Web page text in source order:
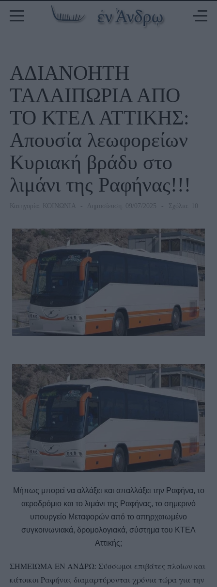
ΑΔΙΑΝΟΗΤΗ
ΤΑΛΑΙΠΩΡΙΑ ΑΠΟ
ΤΟ ΚΤΕΛ ΑΤΤΙΚΗΣ:
Απουσία λεωφορείων
Κυριακή βράδυ στο
λιμάνι της Ραφήνας!!!
Κατηγορία: ΚΟΙΝΩΝΙΑ Δημοσίευση: 09/07/2025 Σχόλια: 10
Μήπως μπορεί να αλλάξει και απαλλάξει την Ραφήνα, το
αεροδρόμιο και το λιμάνι της Ραφήνας, το σημερινό
υπουργείο Μεταφορών από το απηρχαιωμένο
συγκοινωνιακά, δρομολογιακά, σύστημα του ΚΤΕΛ
Αττικής;
ΣΗΜΕΙΩΜΑ ΕΝ ΑΝΔΡΩ: Σύσσωμοι επιβάτες πλοίων και
κάτοικοι Ραφήνας διαμαρτύρονται χρόνια τώρα για την